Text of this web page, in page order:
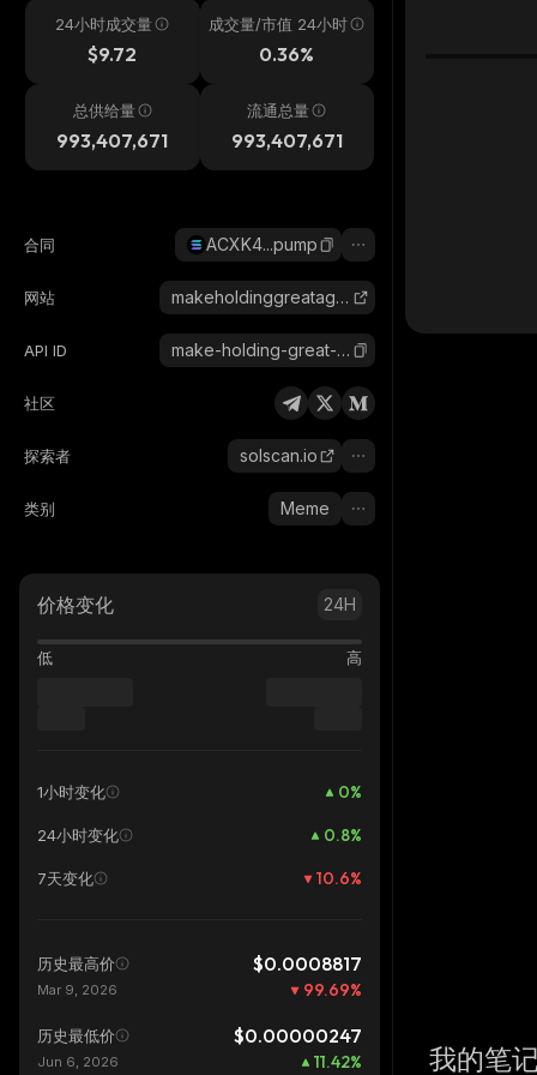
24小时成交量
$9.72
成交量/市值 24小时
0.36%
总供给量
993,407,671
流通总量
993,407,671
合同 ACXK4...pump
网站 makeholdinggreatagain.com
API ID make-holding-great-again
社区
探索者 solscan.io
类别 Meme
价格变化 24H
低 高
1小时变化 0%
24小时变化 0.8%
7天变化 10.6%
历史最高价 $0.0008817
Mar 9, 2026 99.69%
历史最低价 $0.00000247
Jun 6, 2026 11.42% 我的笔